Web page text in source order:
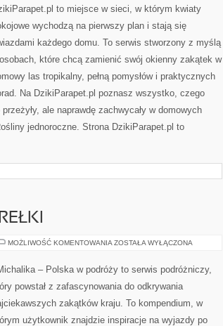
ZIOŁA,
WARZYWA
JADALNE
to miejsce w sieci, w którym kwiaty
wychodzą na pierwszy plan i stają się
każdego domu. To serwis stworzony z myślą
które chcą zamienić swój okienny zakątek w
las tropikalny, pełną pomysłów i praktycznych
Na DzikiParapet.pl poznasz wszystko, czego
ale naprawdę zachwycały w domowych
jednoroczne. Strona DzikiParapet.pl to
MOŻLIWOŚĆ KOMENTOWANIA FOTOGRAFICZNE
ZOSTAŁA WYŁĄCZONA
– Polska w podróży to serwis podróżniczy,
powstał z zafascynowania do odkrywania
zakątków kraju. To kompendium, w
użytkownik znajdzie inspiracje na wyjazdy po